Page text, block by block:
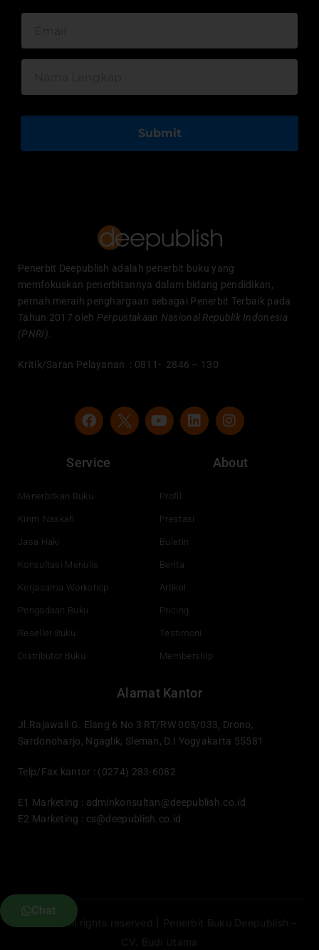
Submit
Penerbit Deepublish adalah penerbit buku yang
memfokuskan penerbitannya dalam bidang pendidikan,
pernah meraih penghargaan sebagai Penerbit Terbaik pada
Tahun 2017 oleh Perpustakaan Nasional Republik Indonesia
(PNRI).
Kritik/Saran Pelayanan : 0811- 2846 – 130
F
a
e
b
o
Y
o
e
L
i
n
I
n
t
a
Service
Menerbitkan Buku
Kirim Naskah
Jasa Haki
Konsultasi Menulis
Kerjasama Workshop
Pengadaan Buku
Reseller Buku
Distributor Buku
About
Profil
Prestasi
Buletin
Berita
Artikel
Pricing
Testimoni
Membership
Alamat Kantor
Jl.Rajawali G. Elang 6 No 3 RT/RW 005/033, Drono,
Sardonoharjo, Ngaglik, Sleman, D.I Yogyakarta 55581
Telp/Fax kantor : (0274) 283-6082
E1 Marketing : adminkonsultan@deepublish.co.id
E2 Marketing : cs@deepublish.co.id
© 2026 All rights reserved | Penerbit Buku Deepublish –
CV. Budi Utama
Chat